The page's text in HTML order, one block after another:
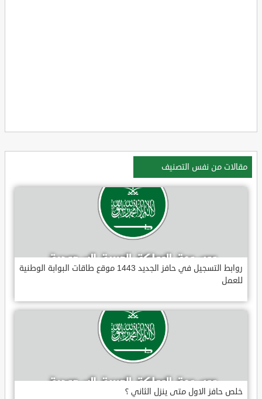
مقالات من نفس التصنيف
روابط التسجيل في حافز الجديد 1443 موقع طاقات البوابة الوطنية
للعمل
خلص حافز الاول متى ينزل الثاني ؟